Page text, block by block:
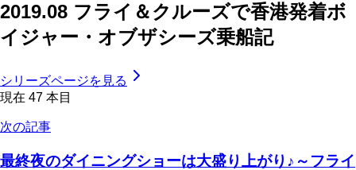
2019.08 フライ＆クルーズで香港発着ボ
イジャー・オブザシーズ乗船記
シリーズページを見る
現在 47 本目
次の記事
最終夜のダイニングショーは大盛り上がり♪～フライ